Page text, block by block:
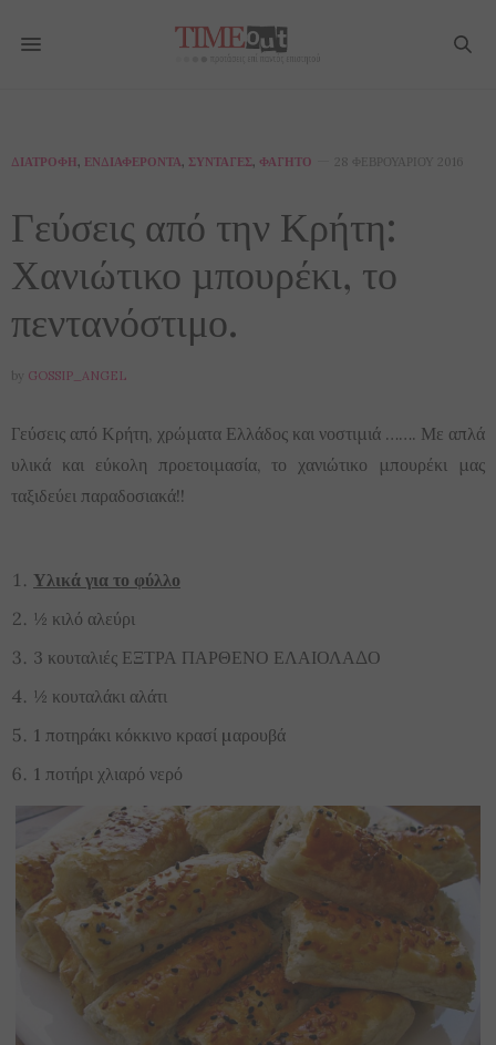
ΔΙΑΤΡΟΦΉ, ΕΝΔΙΑΦΈΡΟΝΤΑ, ΣΥΝΤΑΓΈΣ, ΦΑΓΗΤΌ 28 ΦΕΒΡΟΥΑΡΊΟΥ 2016
Γεύσεις από την Κρήτη:
Χανιώτικο µπουρέκι, το
πεντανόστιμο.
by GOSSIP_ANGEL
Γεύσεις από Κρήτη, χρώματα Ελλάδος και νοστιμιά ……. Με απλά
υλικά και εύκολη προετοιμασία, το χανιώτικο μπουρέκι μας
ταξιδεύει παραδοσιακά!!
Υλικά για το φύλλο
½ κιλό αλεύρι
3 κουταλιές ΕΞΤΡΑ ΠΑΡΘΕΝΟ ΕΛΑΙΟΛΑ∆Ο
½ κουταλάκι αλάτι
1 ποτηράκι κόκκινο κρασί µαρουβά
1 ποτήρι χλιαρό νερό